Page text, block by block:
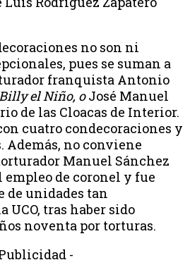
no son ni
pues se suman a
franquista Antonio
Billy el Niño, oJosé Manuel
de las Cloacas de Interior.
cuatro condecoraciones y
Además, no conviene
Manuel Sánchez
empleo de coronel y fue
de unidades tan
UCO, tras haber sido
noventa por torturas.
-